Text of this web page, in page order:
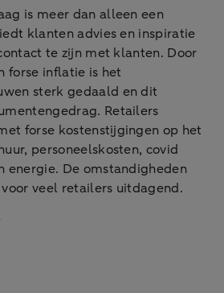
is meer dan alleen een
klanten advies en inspiratie
te zijn met klanten. Door
forse inflatie is het
sterk gedaald en dit
Retailers
forse kostenstijgingen op het
personeelskosten, covid
energie. De omstandigheden
veel retailers uitdagend.